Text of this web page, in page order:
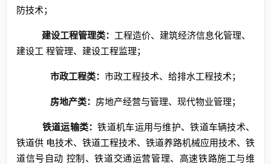
防技术；
建设工程管理类：
工程造价、建筑经济信息化管理、
建设工 程管理、建设工程监理；
市政工程类： 市政工程技术、给排水工程技术；
房地产类： 房地产经营与管理、现代物业管理；
铁道运输类：铁道机车运用与维护、铁道车辆技术、
铁道供 电技术、铁道工程技术、铁道养路机械应用技术、铁
道信号自动 控制、铁道交通运营管理、高速铁路施工与维